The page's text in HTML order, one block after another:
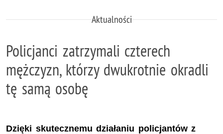
Aktualności
Policjanci zatrzymali czterech
mężczyzn, którzy dwukrotnie okradli
tę samą osobę
Dzięki skutecznemu działaniu policjantów z